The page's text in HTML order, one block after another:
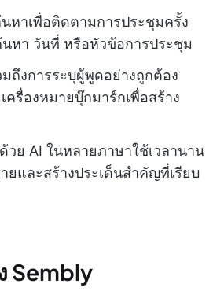
หาเพื่อติดตามการประชุมครั้ง
หา วันที่ หรือหัวข้อการประชุม
มถึงการระบุผู้พูดอย่างถูกต้อง
ครื่องหมายบุ๊กมาร์กเพื่อสร้าง
วย AI ในหลายภาษาใช้เวลานาน
ยและสร้างประเด็นสำคัญที่เรียบ
Sembly